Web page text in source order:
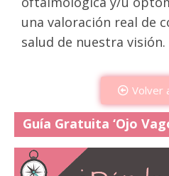
una valoración real de
salud de nuestra visión.
Volver
Guía Gratuita ‘Ojo